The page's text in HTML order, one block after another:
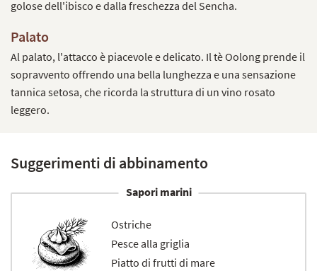
golose dell'ibisco e dalla freschezza del Sencha.
Palato
Al palato, l'attacco è piacevole e delicato. Il tè Oolong prende il
sopravvento offrendo una bella lunghezza e una sensazione
tannica setosa, che ricorda la struttura di un vino rosato
leggero.
Suggerimenti di abbinamento
Sapori marini
Ostriche
Pesce alla griglia
Piatto di frutti di mare